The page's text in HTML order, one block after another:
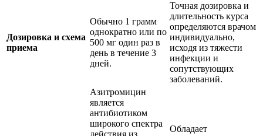
Дозировка и схема
приема
Обычно 1 грамм
однократно или по
500 мг один раз в
день в течение 3
дней.
Точная дозировка и
длительность курса
определяются врачом
индивидуально,
исходя из тяжести
инфекции и
сопутствующих
заболеваний.
Азитромицин
является
антибиотиком
широкого спектра
Обладает